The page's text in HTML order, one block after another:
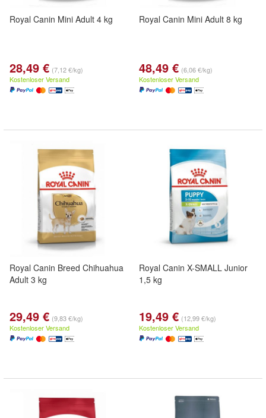
Royal Canin Mini Adult 4 kg
28,49 € (7,12 €/kg)
Kostenloser Versand
Royal Canin Mini Adult 8 kg
48,49 € (6,06 €/kg)
Kostenloser Versand
Royal Canin Breed Chihuahua
Adult 3 kg
29,49 € (9,83 €/kg)
Kostenloser Versand
Royal Canin X-SMALL Junior
1,5 kg
19,49 € (12,99 €/kg)
Kostenloser Versand